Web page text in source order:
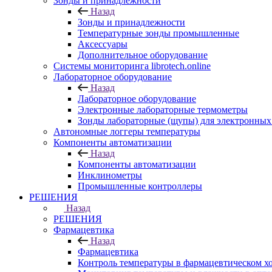
Назад
Зонды и принадлежности
Температурные зонды промышленные
Аксессуары
Дополнительное оборудование
Системы мониторинга librotech.online
Лабораторное оборудование
Назад
Лабораторное оборудование
Электронные лабораторные термометры
Зонды лабораторные (щупы) для электронных
Автономные логгеры температуры
Компоненты автоматизации
Назад
Компоненты автоматизации
Инклинометры
Промышленные контроллеры
РЕШЕНИЯ
Назад
РЕШЕНИЯ
Фармацевтика
Назад
Фармацевтика
Контроль температуры в фармацевтическом